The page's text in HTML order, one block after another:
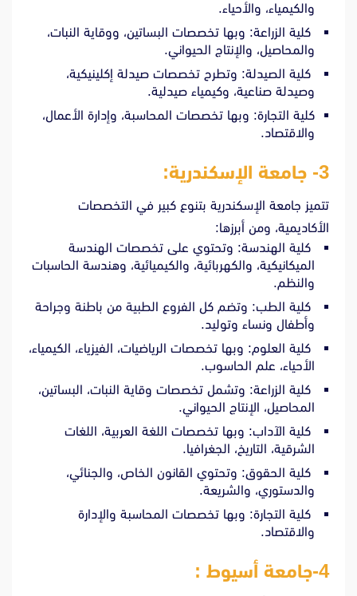
والكيمياء، والأحياء.
كلية الزراعة: وبها تخصصات البساتين، ووقاية النبات،
والمحاصيل، والإنتاج الحيواني.
كلية الصيدلة: وتطرح تخصصات صيدلة إكلينيكية،
وصيدلة صناعية، وكيمياء صيدلية.
كلية التجارة: وبها تخصصات المحاسبة، وإدارة الأعمال،
والاقتصاد.
3- جامعة الإسكندرية:
تتميز جامعة الإسكندرية بتنوع كبير في التخصصات
الأكاديمية، ومن أبرزها:
كلية الهندسة: وتحتوي على تخصصات الهندسة
الميكانيكية، والكهربائية، والكيميائية، وهندسة الحاسبات
والنظم.
كلية الطب: وتضم كل الفروع الطبية من باطنة وجراحة
وأطفال ونساء وتوليد.
كلية العلوم: وبها تخصصات الرياضيات، الفيزياء، الكيمياء،
الأحياء، علم الحاسوب.
كلية الزراعة: وتشمل تخصصات وقاية النبات، البساتين،
المحاصيل، الإنتاج الحيواني.
كلية الآداب: وبها تخصصات اللغة العربية، اللغات
الشرقية، التاريخ، الجغرافيا.
كلية الحقوق: وتحتوي القانون الخاص، والجنائي،
والدستوري، والشريعة.
كلية التجارة: وبها تخصصات المحاسبة والإدارة
والاقتصاد.
4-جامعة أسيوط :